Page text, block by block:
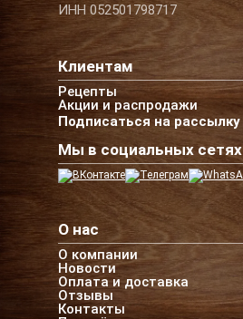
ИНН 052501798717
Клиентам
Рецепты
Акции и распродажи
Подписаться на рассылку
Мы в социальных сетях
О нас
О компании
Новости
Оплата и доставка
Отзывы
Контакты